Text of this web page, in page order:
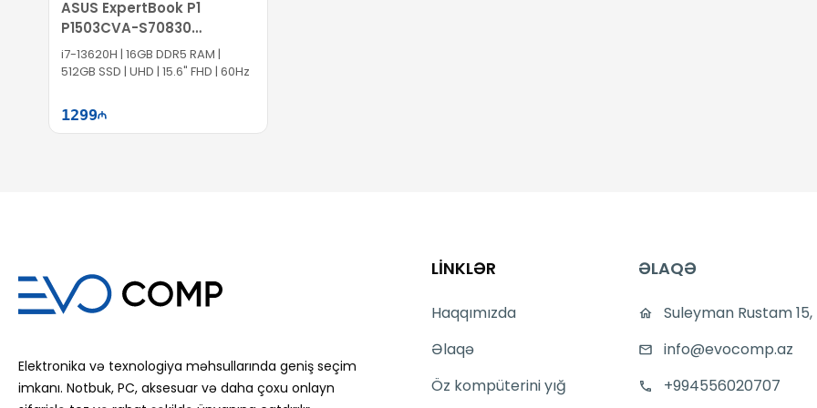
ASUS ExpertBook P1
P1503CVA-S70830
90NX0881-M00X90
i7-13620H | 16GB DDR5 RAM |
512GB SSD | UHD | 15.6" FHD | 60Hz
1299
Elektronika və texnologiya məhsullarında geniş seçim
imkanı. Notbuk, PC, aksesuar və daha çoxu onlayn
LİNKLƏR
Haqqımızda
Əlaqə
Öz kompüterini yığ
ƏLAQƏ
Suleyman Rustam 15,
info@evocomp.az
+994556020707